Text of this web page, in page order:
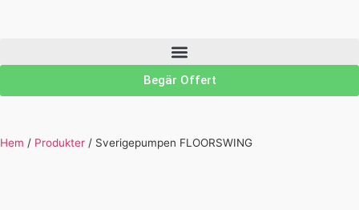
Begär Offert
Hem / Produkter / Sverigepumpen FLOORSWING